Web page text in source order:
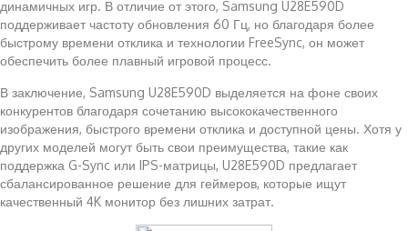
динамичных игр. В отличие от этого, Samsung U28E590D
поддерживает частоту обновления 60 Гц, но благодаря более
быстрому времени отклика и технологии FreeSync, он может
обеспечить более плавный игровой процесс.
В заключение, Samsung U28E590D выделяется на фоне своих
конкурентов благодаря сочетанию высококачественного
изображения, быстрого времени отклика и доступной цены. Хотя у
других моделей могут быть свои преимущества, такие как
поддержка G-Sync или IPS-матрицы, U28E590D предлагает
сбалансированное решение для геймеров, которые ищут
качественный 4K монитор без лишних затрат.